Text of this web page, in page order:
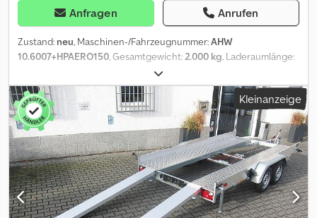
Anfragen Anrufen
Zustand: neu, Maschinen-/Fahrzeugnummer:AHW
10.6007+HPAERO150 , Gesamtgewicht: 2.000 kg , Laderaumlänge:
1.510 mm
Baujahr:2026, Ausstattung:Unfallfahrzeug, Bei ANHÄNGERWIRTZ
viele Modelle online verfügbar Bequem und rund um die Uhr
Online kaufen auf Selbst abholen oder liefern lassen. der
online Abholmarkt für Ihren neuen Anhänger bietet starke
Markenfabrikate! über 850 Neuanhänger auf Lager über 130
gebrauchte Anhänger ständig im Angebot. Csdpfszp Urdex Ab
Hjrf unverbindliches Beispiel: Aluliner budget Tieflader
offener Kasten GTT 2000 301x151x30cm Tandem Tieflader
Fahrgestell gebremst mit V Deichsel durchgehend,
Kleinanzeige